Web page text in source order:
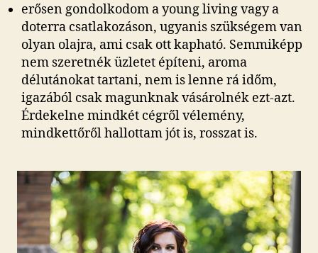
erősen gondolkodom a young living vagy a
doterra csatlakozáson, ugyanis szükségem van
olyan olajra, ami csak ott kapható. Semmiképp
nem szeretnék üzletet építeni, aroma
délutánokat tartani, nem is lenne rá időm,
igazából csak magunknak vásárolnék ezt-azt.
Érdekelne mindkét cégről vélemény,
mindkettőről hallottam jót is, rosszat is.